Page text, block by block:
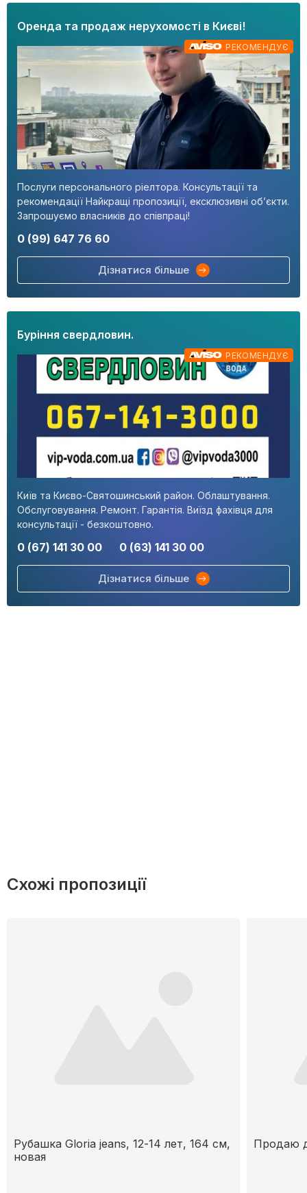
Послуги персонального ріелтора. Консультації та
рекомендації Найкращі пропозиції, ексклюзивні об’єкти.
Запрошуємо власників до співпраці!
0 (99) 647 76 60
Дізнатися більше
Оренда та продаж нерухомості в Києві!
РЕКОМЕНДУЄ
Київ та Києво-Святошинський район. Облаштування.
Обслуговування. Ремонт. Гарантія. Виїзд фахівця для
консультації - безкоштовно.
0 (67) 141 30 00 0 (63) 141 30 00
Дізнатися більше
Буріння свердловин.
РЕКОМЕНДУЄ
Схожі пропозиції
Рубашка Gloria jeans, 12-14 лет, 164 см,
новая
Продаю